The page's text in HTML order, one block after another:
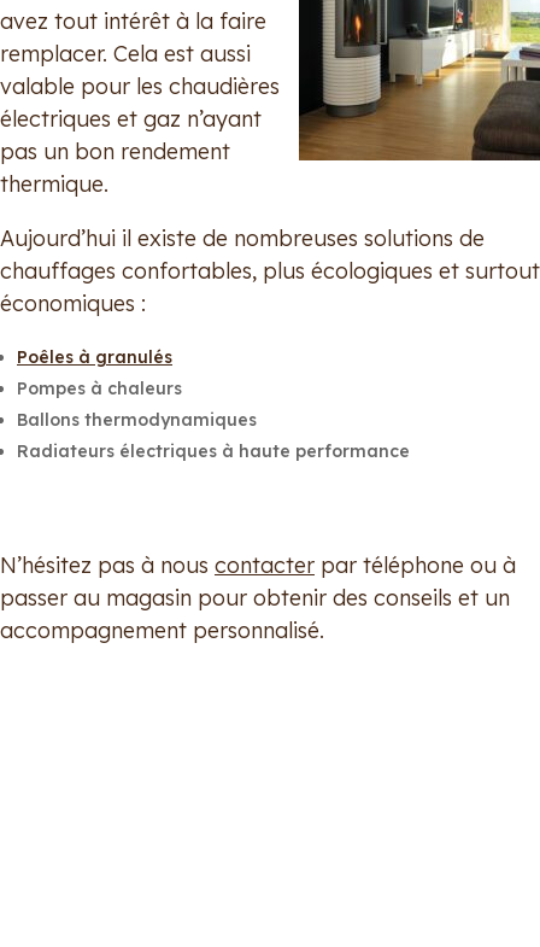
avez tout intérêt à la faire
remplacer. Cela est aussi
valable pour les chaudières
électriques et gaz n’ayant
pas un bon rendement
thermique.
Aujourd’hui il existe de nombreuses solutions de
chauffages confortables, plus écologiques et surtout
économiques :
Poêles à granulés
Pompes à chaleurs
Ballons thermodynamiques
Radiateurs électriques à haute performance
N’hésitez pas à nous contacter par téléphone ou à
passer au magasin pour obtenir des conseils et un
accompagnement personnalisé.